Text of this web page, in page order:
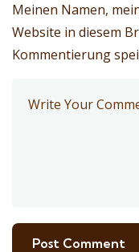
Meinen Namen,
Website in diesem
Kommentierung